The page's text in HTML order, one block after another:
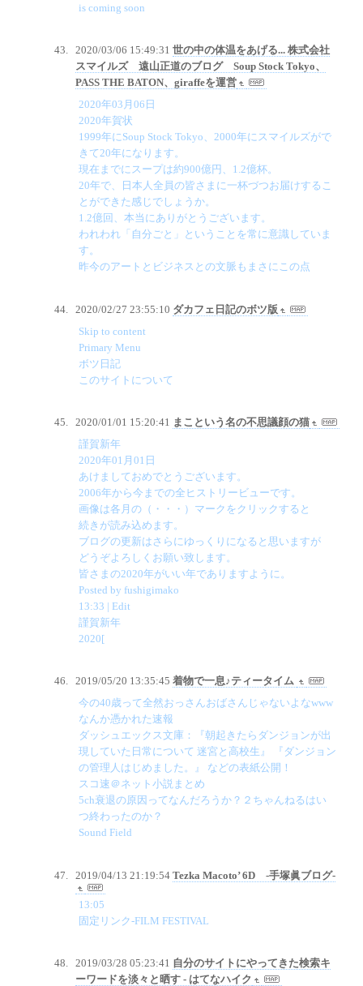
is coming soon
2020/03/06 15:49:31 世の中の体温をあげる... 株式会社
スマイルズ 遠山正道のブログ Soup Stock Tokyo、
PASS THE BATON、giraffeを運営
2020年03月06日
2020年賀状
1999年にSoup Stock Tokyo、2000年にスマイルズがで
きて20年になります。
現在までにスープは約900億円、1.2億杯。
20年で、日本人全員の皆さまに一杯づつお届けするこ
とができた感じでしょうか。
1.2億回、本当にありがとうございます。
われわれ「自分ごと」ということを常に意識していま
す。
昨今のアートとビジネスとの文脈もまさにこの点
2020/02/27 23:55:10 ダカフェ日記のボツ版
Skip to content
Primary Menu
ボツ日記
このサイトについて
2020/01/01 15:20:41 まこという名の不思議顔の猫
謹賀新年
2020年01月01日
あけましておめでとうございます。
2006年から今までの全ヒストリービューです。
画像は各月の（・・・）マークをクリックすると
続きが読み込めます。
ブログの更新はさらにゆっくりになると思いますが
どうぞよろしくお願い致します。
皆さまの2020年がいい年でありますように。
Posted by fushigimako
13:33 | Edit
謹賀新年
2020[
2019/05/20 13:35:45 着物で一息♪ティータイム
今の40歳って全然おっさんおばさんじゃないよなwww
なんか憑かれた速報
ダッシュエックス文庫：『朝起きたらダンジョンが出
現していた日常について 迷宮と高校生』 『ダンジョン
の管理人はじめました。』 などの表紙公開！
スコ速＠ネット小説まとめ
5ch衰退の原因ってなんだろうか？２ちゃんねるはい
つ終わったのか？
Sound Field
2019/04/13 21:19:54 Tezka Macoto’ 6D -手塚眞ブログ-
13:05
固定リンク-FILM FESTIVAL
2019/03/28 05:23:41 自分のサイトにやってきた検索キ
ーワードを淡々と晒す - はてなハイク